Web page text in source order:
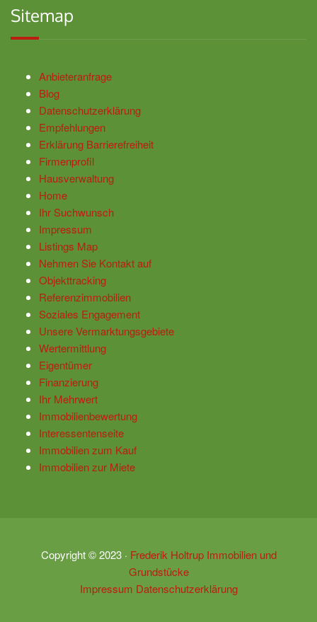
Sitemap
Anbieteranfrage
Blog
Datenschutzerklärung
Empfehlungen
Erklärung Barrierefreiheit
Firmenprofil
Hausverwaltung
Home
Ihr Suchwunsch
Impressum
Listings Map
Nehmen Sie Kontakt auf
Objekttracking
Referenzimmobilien
Soziales Engagement
Unsere Vermarktungsgebiete
Wertermittlung
Eigentümer
Finanzierung
Ihr Mehrwert
Immobilienbewertung
Interessentenseite
Immobilien zum Kauf
Immobilien zur Miete
Copyright ©2023· Frederik Holtrup Immobilien und
Grundstücke
Impressum Datenschutzerklärung